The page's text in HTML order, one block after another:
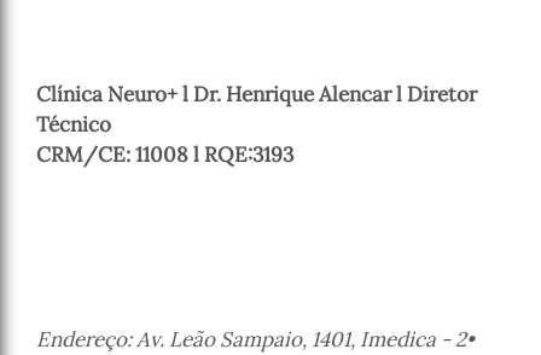
Clínica Neuro+ l Dr. Henrique Alencar l Diretor
Técnico
CRM/CE: 11008 l RQE:3193
Endereço: Av. Leão Sampaio, 1401, Imedica - 2•